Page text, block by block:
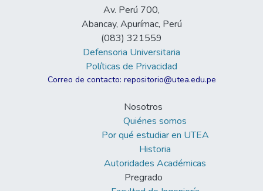
Av. Perú 700,
Abancay, Apurímac, Perú
(083) 321559
Defensoria Universitaria
Políticas de Privacidad
Correo de contacto: repositorio@utea.edu.pe
Nosotros
Quiénes somos
Por qué estudiar en UTEA
Historia
Autoridades Académicas
Pregrado